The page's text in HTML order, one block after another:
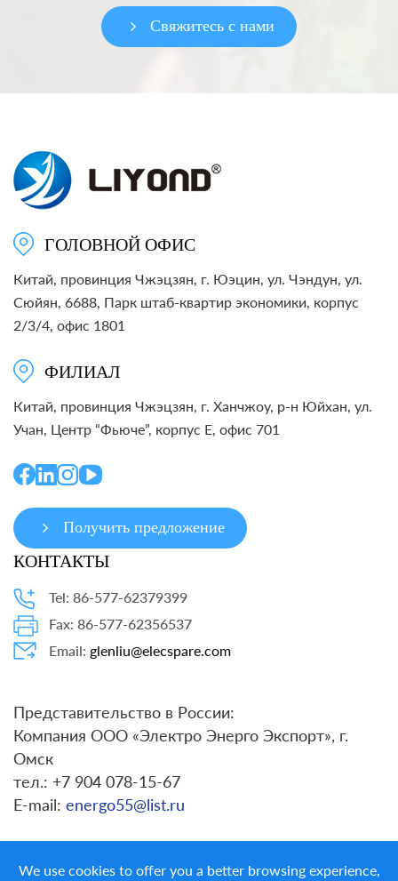
Свяжитесь с нами
ГОЛОВНОЙ ОФИС
Китай, провинция Чжэцзян, г. Юэцин, ул. Чэндун, ул.
Сюйян, 6688, Парк штаб-квартир экономики, корпус
2/3/4, офис 1801
ФИЛИАЛ
Китай, провинция Чжэцзян, г. Ханчжоу, р-н Юйхан, ул.
Учан, Центр “Фьюче”, корпус E, офис 701
Получить предложение
КОНТАКТЫ
Tel: 86-577-62379399
Fax: 86-577-62356537
Email: glenliu@elecspare.com
Представительство в России:
Компания ООО «Электро Энерго Экспорт», г.
Омск
тел.: +7 904 078-15-67
E-mail: energo55@list.ru
We use cookies to offer you a better browsing experience,